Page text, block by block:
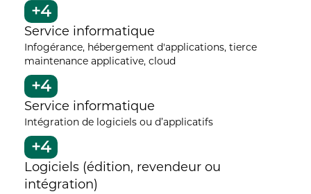
+4
Service informatique
Infogérance, hébergement d'applications, tierce
maintenance applicative, cloud
+4
Service informatique
Intégration de logiciels ou d’applicatifs
+4
Logiciels (édition, revendeur ou
intégration)